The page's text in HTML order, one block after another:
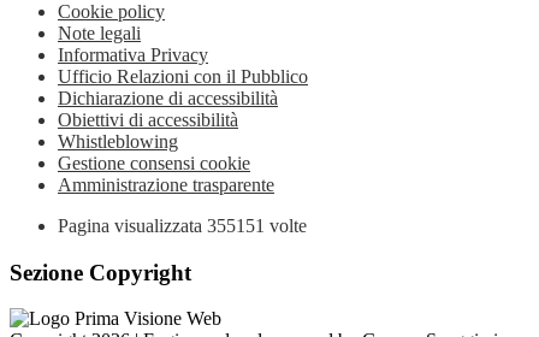
Cookie policy
Note legali
Informativa Privacy
Ufficio Relazioni con il Pubblico
Dichiarazione di accessibilità
Obiettivi di accessibilità
Whistleblowing
Gestione consensi cookie
Amministrazione trasparente
Pagina visualizzata 355151 volte
Sezione Copyright